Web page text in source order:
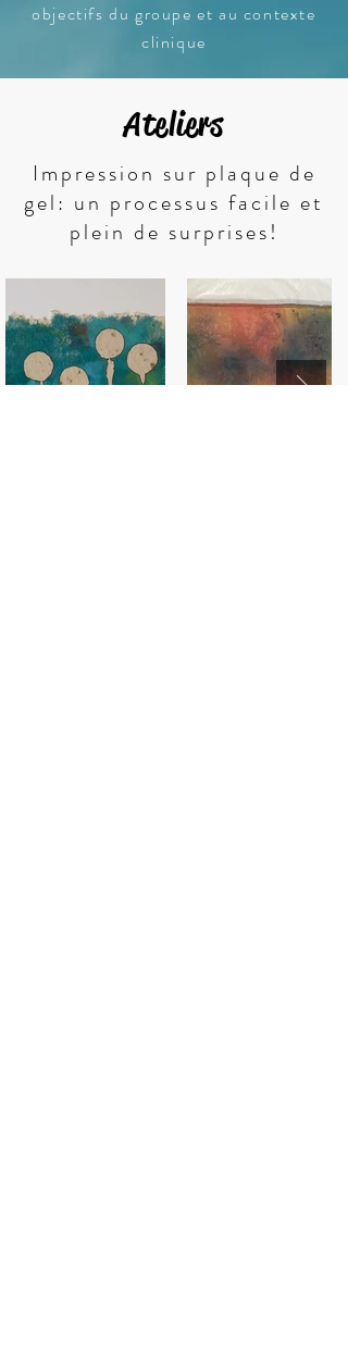
objectifs du groupe et au contexte
clinique​
Ateliers
Impression sur plaque de
gel: un processus facile et
plein de surprises!